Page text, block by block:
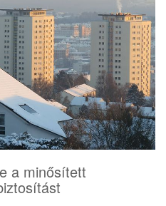
a minősített